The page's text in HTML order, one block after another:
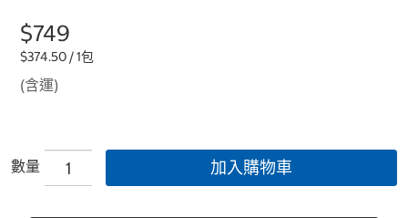
$749
$374.50 / 1包
(含運)
數量 加入購物車